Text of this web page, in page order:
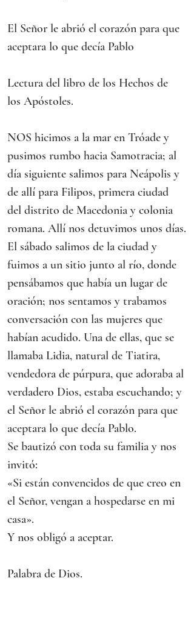
El Señor le abrió el corazón para que
aceptara lo que decía Pablo
Lectura del libro de los Hechos de
los Apóstoles.
NOS hicimos a la mar en Tróade y
pusimos rumbo hacia Samotracia; al
día siguiente salimos para Neápolis y
de allí para Filipos, primera ciudad
del distrito de Macedonia y colonia
romana. Allí nos detuvimos unos días.
El sábado salimos de la ciudad y
fuimos a un sitio junto al río, donde
pensábamos que había un lugar de
oración; nos sentamos y trabamos
conversación con las mujeres que
habían acudido. Una de ellas, que se
llamaba Lidia, natural de Tiatira,
vendedora de púrpura, que adoraba al
verdadero Dios, estaba escuchando; y
el Señor le abrió el corazón para que
aceptara lo que decía Pablo.
Se bautizó con toda su familia y nos
invitó:
«Si están convencidos de que creo en
el Señor, vengan a hospedarse en mi
casa».
Y nos obligó a aceptar.
Palabra de Dios.